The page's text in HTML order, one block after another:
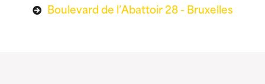
Boulevard de l’Abattoir 28 - Bruxelles